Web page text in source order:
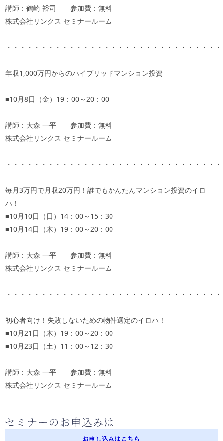
講師：鶴崎 裕司 参加費：無料
株式会社リンクス セミナールーム
・・・・・・・・・・・・・・・・・・・・・・・・・・・・・・
年収1,000万円からのハイブリッドマンション投資
■10月8日（金） 19 ： 00～20 ： 00
講師：大森 一平 参加費：無料
株式会社リンクス セミナールーム
・・・・・・・・・・・・・・・・・・・・・・・・・・・・・・
毎月3万円で月収20万円！誰でもかんたんマンション投資のイロ
ハ！
■10月 10日（日） 14 ： 00～ 15 ： 30
■10月 14日（木） 19 ： 00～20 ： 00
講師：大森 一平 参加費：無料
株式会社リンクス セミナールーム
・・・・・・・・・・・・・・・・・・・・・・・・・・・・・・
初心者向け！失敗しないための物件選定のイロハ！
■10月21 日（木） 19 ： 00～20 ： 00
■10月23日（土） 11 ： 00～ 12 ： 30
講師：大森 一平 参加費：無料
株式会社リンクス セミナールーム
セミナーのお申込みは
お申し込みはこちら